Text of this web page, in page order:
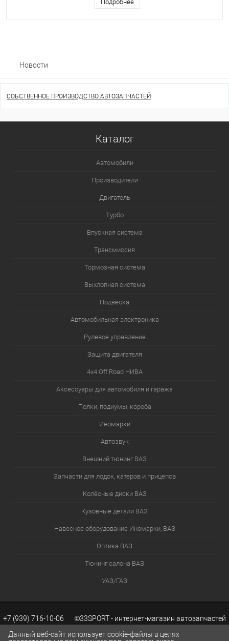
Подробнее
Новости
СОБСТВЕННОЕ ПРОИЗВОДСТВО АВТОЗАПЧАСТЕЙ
Каталог
Автомобили
Производители
Двигатель
Турбо
Впускная система
Трансмиссия
Тормозная система
Выхлопная система
Подвеска
Автомобильная электроника
Рулевое управление
Защита двигателя
4х4.Off Road НИВА
Аксессуары для автомобиля и гаража
Полки, подиумы, короба
Иномарки
Автозвук
Внешний тюнинг ВАЗ
Запчасти для лодок, катеров и прицепов
Колёсные диски ВАЗ
Кузовные детали ВАЗ
Навесное оборудование Иномарки, ВАЗ
Оптика ВАЗ
Тюнинг салона ВАЗ
УАЗ/ГАЗ
+7 (939) 716-10-06 ©33SPORT - интернет-магазин автозапчастей
Данный веб-сайт использует cookie-файлы в целях